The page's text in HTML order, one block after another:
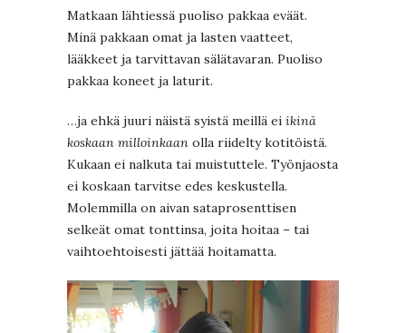
Matkaan lähtiessä puoliso pakkaa eväät.
Minä pakkaan omat ja lasten vaatteet,
lääkkeet ja tarvittavan sälätavaran. Puoliso
pakkaa koneet ja laturit.
…ja ehkä juuri näistä syistä meillä ei ikinä
koskaan milloinkaan olla riidelty kotitöistä.
Kukaan ei nalkuta tai muistuttele. Työnjaosta
ei koskaan tarvitse edes keskustella.
Molemmilla on aivan sataprosenttisen
selkeät omat tonttinsa, joita hoitaa – tai
vaihtoehtoisesti jättää hoitamatta.